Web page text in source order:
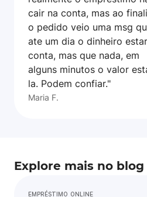
cair na conta, mas ao
o pedido veio uma msg
ate um dia o dinheiro
conta, mas que nada, em
alguns minutos o valor
la. Podem confiar."
Maria F.
Explore mais no blog
EMPRÉSTIMO ONLINE